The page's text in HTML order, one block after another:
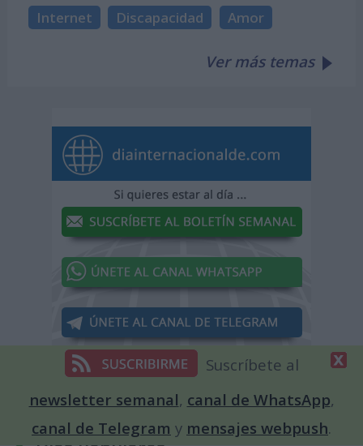
Internet
Discapacidad Amor
Ver más temas
Suscríbete al
newsletter semanal, canal de WhatsApp,
canal de Telegram y mensajes webpush.